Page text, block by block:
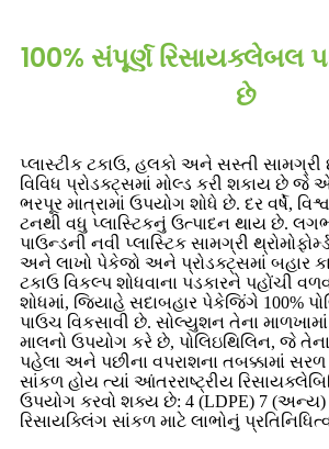
100% સંપૂર્ણ રિસાયક્લેબલ
છે
પ્લાસ્ટીક ટકાઉ, હલકો અને સસ્તી
વિવિધ પ્રોડક્ટ્સમાં મોલ્ડ કરી શકાય છે જે
ભરપૂર માત્રામાં ઉપયોગ શોધે છે. દર વર્ષે,
ટનથી વધુ પ્લાસ્ટિકનું ઉત્પાદન થાય છે.
પાઉન્ડની નવી પ્લાસ્ટિક સામગ્રી
અને લાખો પેકેજો અને પ્રોડક્ટ્સમાં બહાર
ટકાઉ વિકલ્પ શોધવાના પડકારને પહોંચી
શોધમાં, જિયાહે સદાબહાર પેકેજિંગે 100%
પાઉચ વિકસાવી છે. સોલ્યુશન તેના
માલનો ઉપયોગ કરે છે, પોલિઇથિલિન, જે
પહેલા અને પછીના વપરાશના તબક્કામાં
સાંકળ હોય ત્યાં આંતરરાષ્ટ્રીય
ઉપયોગ કરવો શક્ય છે: 4 (LDPE) 7
રિસાયક્લિંગ સાંકળ માટે લાભોનું